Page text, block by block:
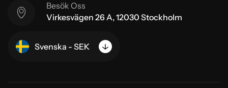
Besök Oss
Virkesvägen 26 A, 12030 Stockholm
Svenska - SEK